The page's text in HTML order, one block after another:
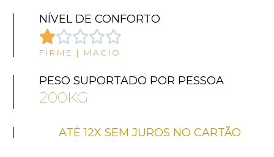
NÍVEL DE CONFORTO

FIRME | MACIO
PESO SUPORTADO POR PESSOA
200KG
ATÉ 12X SEM JUROS NO CARTÃO